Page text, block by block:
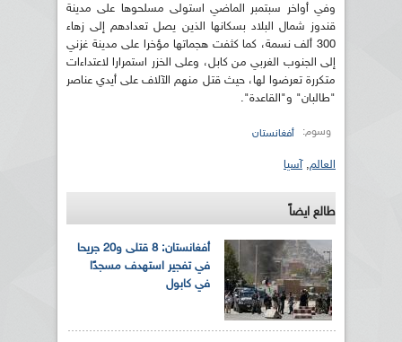
وفي أواخر سبتمبر الماضي استولى مسلحوها على مدينة
قندوز شمال البلاد بسكانها الذين يصل تعدادهم إلى زهاء
300 ألف نسمة، كما كثفت هجماتها مؤخرا على مدينة غزني
إلى الجنوب الغربي من كابل، وعلى الخزر استمرارا لاعتداءات
متكررة تعرضوا لها، حيث قتل منهم الآلاف على أيدي عناصر
"طالبان" و"القاعدة".
وسوم: أفغانستان
العالم,آسيا
طالع ايضاً
أفغانستان: 8 قتلى و20 جريحا
في تفجير استهدف مسجدًا
في كابول